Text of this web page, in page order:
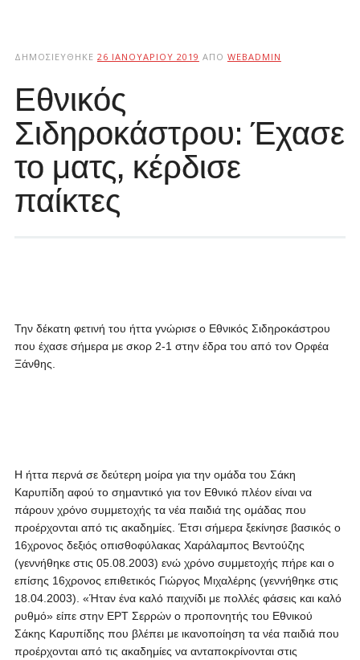
ΔΗΜΟΣΙΕΎΘΗΚΕ 26 ΙΑΝΟΥΑΡΊΟΥ 2019 ΑΠΌ WEBADMIN
Εθνικός
Σιδηροκάστρου: Έχασε
το ματς, κέρδισε
παίκτες
Την δέκατη φετινή του ήττα γνώρισε ο Εθνικός Σιδηροκάστρου
που έχασε σήμερα με σκορ 2-1 στην έδρα του από τον Ορφέα
Ξάνθης.
Η ήττα περνά σε δεύτερη μοίρα για την ομάδα του Σάκη
Καρυπίδη αφού το σημαντικό για τον Εθνικό πλέον είναι να
πάρουν χρόνο συμμετοχής τα νέα παιδιά της ομάδας που
προέρχονται από τις ακαδημίες. Έτσι σήμερα ξεκίνησε βασικός ο
16χρονος δεξιός οπισθοφύλακας Χαράλαμπος Βεντούζης
(γεννήθηκε στις 05.08.2003) ενώ χρόνο συμμετοχής πήρε και ο
επίσης 16χρονος επιθετικός Γιώργος Μιχαλέρης (γεννήθηκε στις
18.04.2003). «Ήταν ένα καλό παιχνίδι με πολλές φάσεις και καλό
ρυθμό» είπε στην ΕΡΤ Σερρών ο προπονητής του Εθνικού
Σάκης Καρυπίδης που βλέπει με ικανοποίηση τα νέα παιδιά που
προέρχονται από τις ακαδημίες να ανταποκρίνονται στις